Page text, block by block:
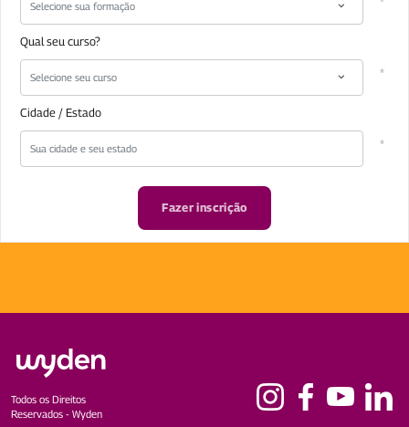
Selecione sua formação
Qual seu curso?
Selecione seu curso
Cidade / Estado
Fazer inscrição
Todos os Direitos
Reservados - Wyden